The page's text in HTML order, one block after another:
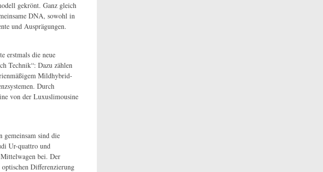
gekrönt. Ganz gleich
DNA, sowohl in
und Ausprägungen.
erstmals die neue
Technik“: Dazu zählen
Mildhybrid-
Durch
von der Luxuslimousine
gemeinsam sind die
Ur-quattro und
bei. Der
Differenzierung